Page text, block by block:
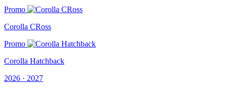
Promo
Corolla CRoss
Promo
Corolla Hatchback
2026 · 2027